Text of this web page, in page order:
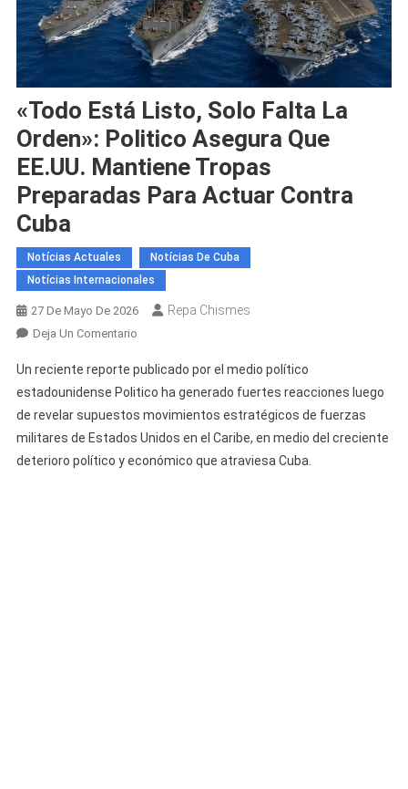
«Todo Está Listo, Solo Falta La
Orden»: Politico Asegura Que
EE.UU. Mantiene Tropas
Preparadas Para Actuar Contra
Cuba
Notícias Actuales
Notícias De Cuba
Notícias Internacionales
27 De Mayo De 2026 Repa Chismes
Deja Un ComentarioEn
Está
Listo,
Solo
Falta
La
Un reciente reporte publicado por el medio político
estadounidense Politico ha generado fuertes reacciones luego
de revelar supuestos movimientos estratégicos de fuerzas
militares de Estados Unidos en el Caribe, en medio del creciente
deterioro político y económico que atraviesa Cuba.